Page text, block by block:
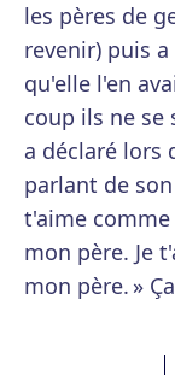
les pères de
revenir) puis
qu'elle l'en
coup ils ne
a déclaré lors
parlant de
t'aime
mon père. Je
mon père. »